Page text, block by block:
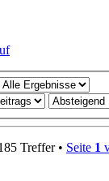
Treffer • Seite 1